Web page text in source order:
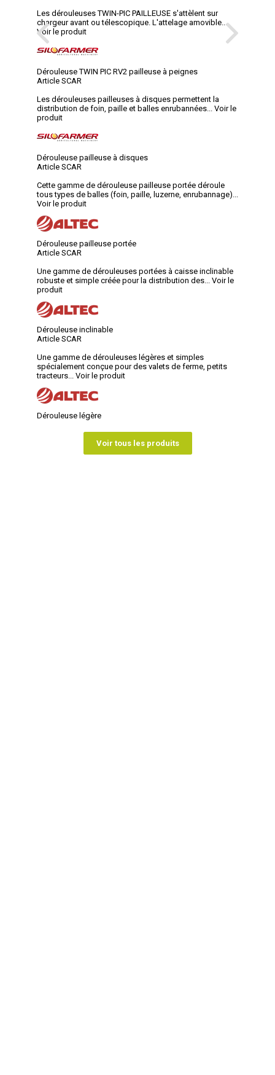
Les dérouleuses TWIN-PIC PAILLEUSE s'attèlent sur
chargeur avant ou télescopique. L'attelage amovible...
Voir le produit
Dérouleuse TWIN PIC RV2 pailleuse à peignes
Article SCAR
Les dérouleuses pailleuses à disques permettent la
distribution de foin, paille et balles enrubannées...
Voir le
produit
Dérouleuse pailleuse à disques
Article SCAR
Cette gamme de dérouleuse pailleuse portée déroule
tous types de balles (foin, paille, luzerne, enrubannage)...
Voir le produit
Dérouleuse pailleuse portée
Article SCAR
Une gamme de dérouleuses portées à caisse inclinable
robuste et simple créée pour la distribution des...
Voir le
produit
Dérouleuse inclinable
Article SCAR
Une gamme de dérouleuses légères et simples
spécialement conçue pour des valets de ferme, petits
tracteurs...
Voir le produit
Dérouleuse légère
Voir tous les produits